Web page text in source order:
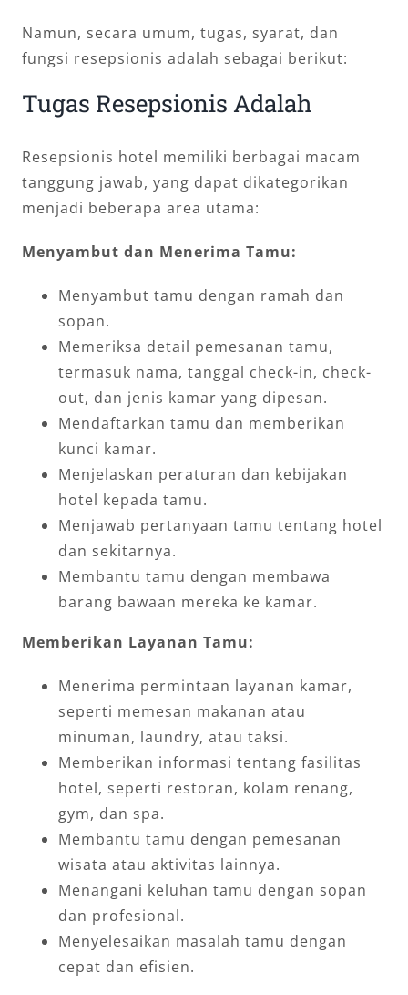
Namun, secara umum, tugas, syarat, dan
fungsi resepsionis adalah sebagai berikut:
Tugas Resepsionis Adalah
Resepsionis hotel memiliki berbagai macam
tanggung jawab, yang dapat dikategorikan
menjadi beberapa area utama:
Menyambut dan Menerima Tamu:
Menyambut tamu dengan ramah dan
sopan.
Memeriksa detail pemesanan tamu,
termasuk nama, tanggal check-in, check-
out, dan jenis kamar yang dipesan.
Mendaftarkan tamu dan memberikan
kunci kamar.
Menjelaskan peraturan dan kebijakan
hotel kepada tamu.
Menjawab pertanyaan tamu tentang hotel
dan sekitarnya.
Membantu tamu dengan membawa
barang bawaan mereka ke kamar.
Memberikan Layanan Tamu:
Menerima permintaan layanan kamar,
seperti memesan makanan atau
minuman, laundry, atau taksi.
Memberikan informasi tentang fasilitas
hotel, seperti restoran, kolam renang,
gym, dan spa.
Membantu tamu dengan pemesanan
wisata atau aktivitas lainnya.
Menangani keluhan tamu dengan sopan
dan profesional.
Menyelesaikan masalah tamu dengan
cepat dan efisien.